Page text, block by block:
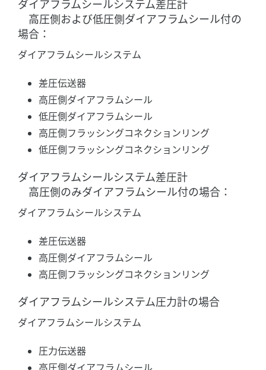
ダイアフラムシールシステム差圧計
高圧側および低圧側ダイアフラムシール付の
場合：
ダイアフラムシールシステム
差圧伝送器
高圧側ダイアフラムシール
低圧側ダイアフラムシール
高圧側フラッシングコネクションリング
低圧側フラッシングコネクションリング
ダイアフラムシールシステム差圧計
高圧側のみダイアフラムシール付の場合：
ダイアフラムシールシステム
差圧伝送器
高圧側ダイアフラムシール
高圧側フラッシングコネクションリング
ダイアフラムシールシステム圧力計の場合
ダイアフラムシールシステム
圧力伝送器